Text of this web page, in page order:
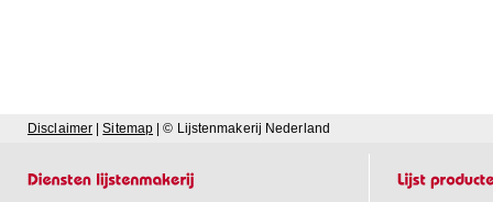
Disclaimer |Sitemap | © Lijstenmakerij Nederland